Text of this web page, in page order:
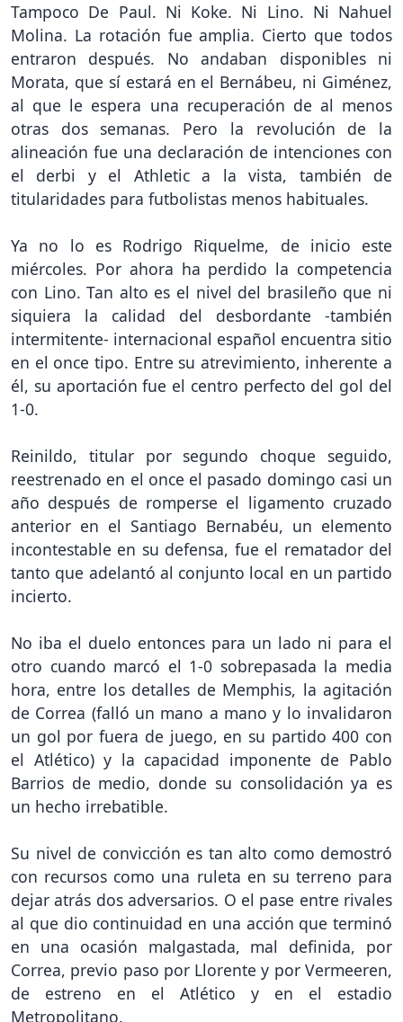
Tampoco De Paul. Ni Koke. Ni Lino. Ni Nahuel
Molina. La rotación fue amplia. Cierto que todos
entraron después. No andaban disponibles ni
Morata, que sí estará en el Bernábeu, ni Giménez,
al que le espera una recuperación de al menos
otras dos semanas. Pero la revolución de la
alineación fue una declaración de intenciones con
el derbi y el Athletic a la vista, también de
titularidades para futbolistas menos habituales.
Ya no lo es Rodrigo Riquelme, de inicio este
miércoles. Por ahora ha perdido la competencia
con Lino. Tan alto es el nivel del brasileño que ni
siquiera la calidad del desbordante -también
intermitente- internacional español encuentra sitio
en el once tipo. Entre su atrevimiento, inherente a
él, su aportación fue el centro perfecto del gol del
1-0.
Reinildo, titular por segundo choque seguido,
reestrenado en el once el pasado domingo casi un
año después de romperse el ligamento cruzado
anterior en el Santiago Bernabéu, un elemento
incontestable en su defensa, fue el rematador del
tanto que adelantó al conjunto local en un partido
incierto.
No iba el duelo entonces para un lado ni para el
otro cuando marcó el 1-0 sobrepasada la media
hora, entre los detalles de Memphis, la agitación
de Correa (falló un mano a mano y lo invalidaron
un gol por fuera de juego, en su partido 400 con
el Atlético) y la capacidad imponente de Pablo
Barrios de medio, donde su consolidación ya es
un hecho irrebatible.
Su nivel de convicción es tan alto como demostró
con recursos como una ruleta en su terreno para
dejar atrás dos adversarios. O el pase entre rivales
al que dio continuidad en una acción que terminó
en una ocasión malgastada, mal definida, por
Correa, previo paso por Llorente y por Vermeeren,
de estreno en el Atlético y en el estadio
Metropolitano.